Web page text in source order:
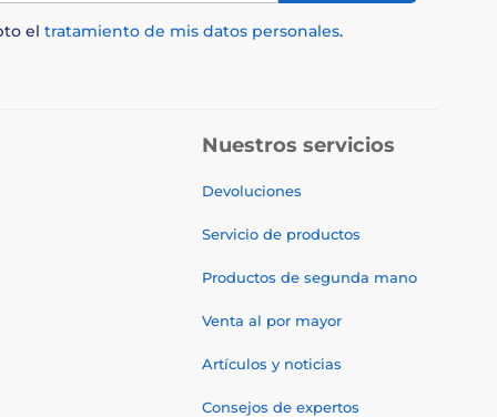
el tratamiento de mis datos personales.
Nuestros servicios
Devoluciones
Servicio de productos
Productos de segunda mano
Venta al por mayor
Artículos y noticias
Consejos de expertos